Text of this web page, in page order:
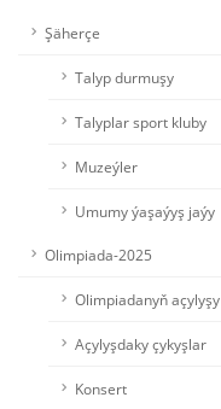
Şäherçe
Talyp durmuşy
Talyplar sport kluby
Muzeýler
Umumy ýaşaýyş jaýy
Olimpiada-2025
Olimpiadanyň açylyşy
Açylyşdaky çykyşlar
Konsert